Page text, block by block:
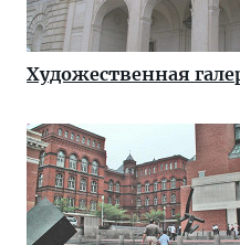
Художественная